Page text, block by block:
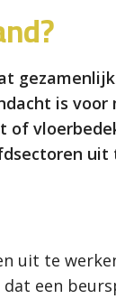
is voor
of
uit
uit te
een